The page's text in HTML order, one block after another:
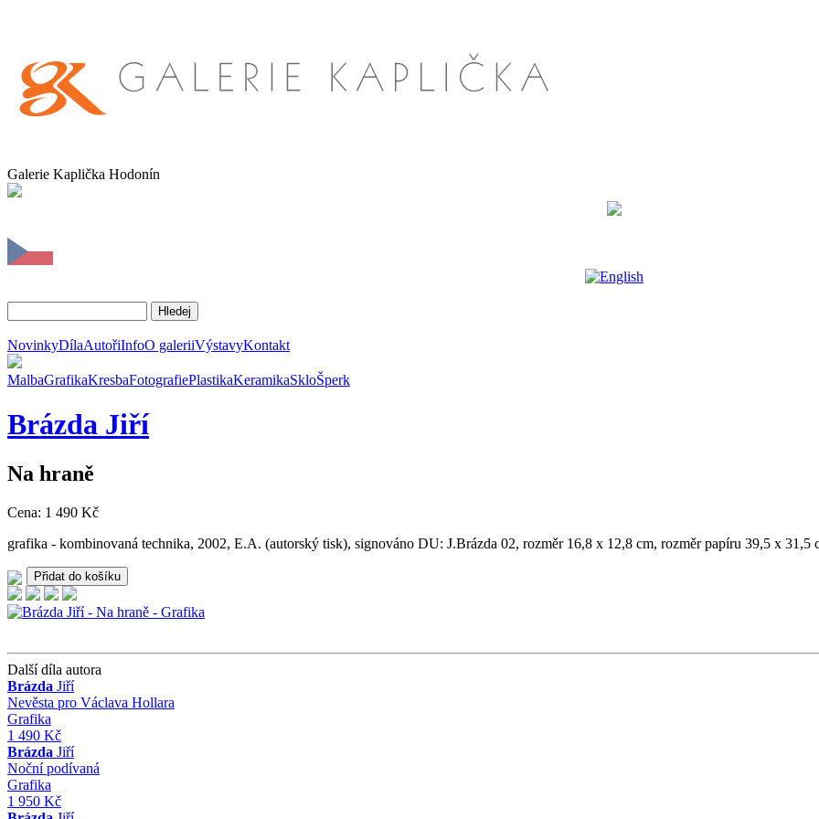
Galerie Kaplička Hodonín
NovinkyDílaAutořiInfoO galeriiVýstavyKontakt
MalbaGrafikaKresbaFotografiePlastikaKeramikaSkloŠperk
Brázda Jiří
Na hraně
Cena: 1 490 Kč
grafika - kombinovaná technika, 2002, E.A. (autorský tisk), signováno DU: J.Brázda 02, rozměr 16,8 x 12,8 cm, rozměr papíru 39,5 x 31,5
Další díla autora
Brázda Jiří
Nevěsta pro Václava Hollara
Grafika
1 490 Kč
Brázda Jiří
Noční podívaná
Grafika
1 950 Kč